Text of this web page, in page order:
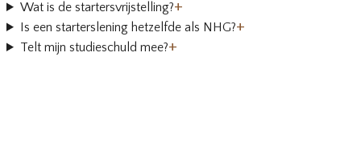
Wat is de startersvrijstelling?+
Is een starterslening hetzelfde als NHG?+
Telt mijn studieschuld mee?+